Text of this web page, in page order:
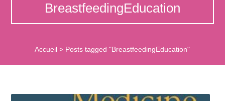
BreastfeedingEducation
Accueil > Posts tagged "BreastfeedingEducation"